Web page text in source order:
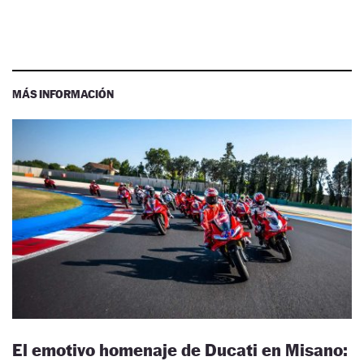
MÁS INFORMACIÓN
El emotivo homenaje de Ducati en Misano: